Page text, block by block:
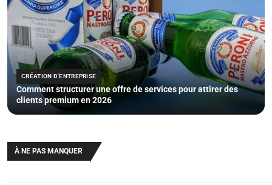
CRÉATION D'ENTREPRISE
Comment structurer une offre de services pour attirer des
clients premium en 2026
À NE PAS MANQUER